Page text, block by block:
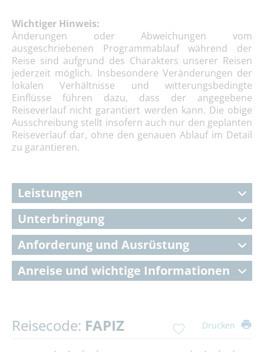
Wichtiger Hinweis:
Änderungen oder Abweichungen vom
ausgeschriebenen Programmablauf während der
Reise sind aufgrund des Charakters unserer Reisen
jederzeit möglich. Insbesondere Veränderungen der
lokalen Verhältnisse und witterungsbedingte
Einflüsse führen dazu, dass der angegebene
Reiseverlauf nicht garantiert werden kann. Die obige
Ausschreibung stellt insofern auch nur den geplanten
Reiseverlauf dar, ohne den genauen Ablauf im Detail
zu garantieren.
Leistungen
Unterbringung
Anforderung und Ausrüstung
Anreise und wichtige Informationen
Reisecode: FAPIZ Drucken